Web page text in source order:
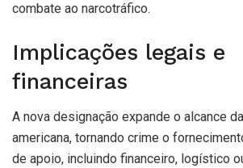
combate ao narcotráfico.
Implicações legais e
financeiras
A nova designação expande o alcance
americana, tornando crime o
de apoio, incluindo financeiro, logístico